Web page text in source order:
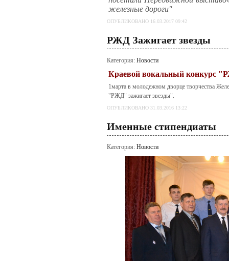
железные дороги"
ОПУБЛИКОВАНО 16.03.2017 09:42
РЖД Зажигает звезды
Категория: Новости
Краевой вокальный конкурс
1марта в молодежном дворце творчества
"РЖД" зажигает звезды".
ОПУБЛИКОВАНО 31.03.2016 13:22
Именные стипендиаты
Категория: Новости